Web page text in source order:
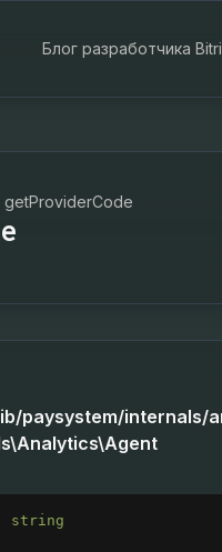
Блог разработчика
getProviderCode
paysystem/internals/
string